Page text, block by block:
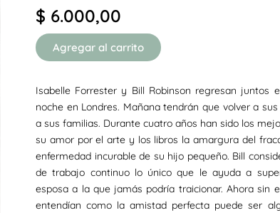
$ 6.000,00
Agregar al carrito
Isabelle Forrester y Bill Robinson regresan juntos
noche en Londres. Mañana tendrán que volver a
a sus familias. Durante cuatro años han sido los
su amor por el arte y los libros la amargura del
enfermedad incurable de su hijo pequeño. Bill
de trabajo continuo lo único que le ayuda a
esposa a la que jamás podría traicionar. Ahora sin
entendían como la amistad perfecta puede ser